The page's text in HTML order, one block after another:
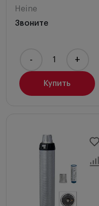
Heine
Звоните
Купить
- +